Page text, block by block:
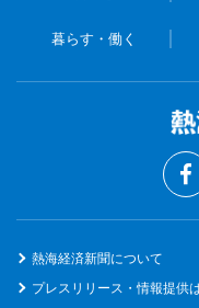
暮らす・働く
熱海経済新聞について
プレスリリース・情報提供